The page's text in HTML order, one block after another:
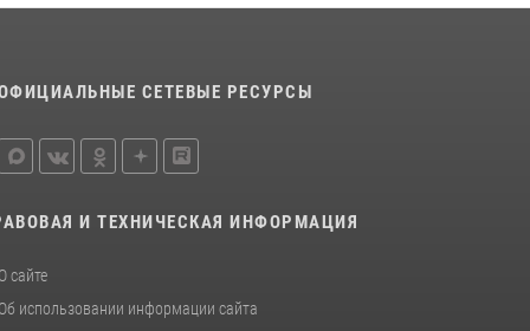
первое полугодие 2026 года
СЕТЕВЫЕ РЕСУРСЫ
И ТЕХНИЧЕСКАЯ ИНФОРМАЦИЯ
О сайте
Об использовании информации сайта